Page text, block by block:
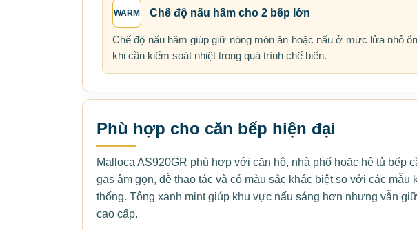
WARM Chế độ nấu hâm cho 2 bếp lớn
Chế độ nấu hâm giúp giữ nóng món ăn hoặc nấu ở mức lửa nhỏ
khi cần kiểm soát nhiệt trong quá trình chế biến.
Phù hợp cho căn bếp hiện đại
Malloca AS920GR phù hợp với căn hộ, nhà phố hoặc hệ tủ bếp
gas âm gọn, dễ thao tác và có màu sắc khác biệt so với các mẫu
thống. Tông xanh mint giúp khu vực nấu sáng hơn nhưng vẫn
cao cấp.